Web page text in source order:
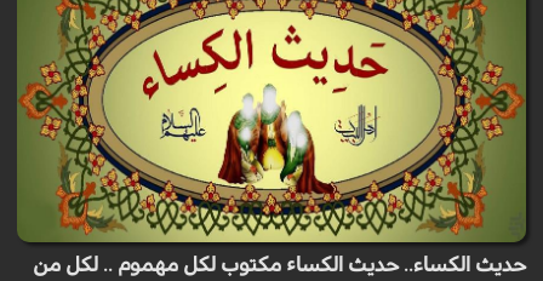
حديث الكساء.. ﺣﺪﻳﺚ ﺍﻟﻜﺴﺎﺀ ﻣﻜﺘﻮﺏ ﻟﻜﻞ ﻣﻬﻤﻮﻡ .. ﻟﻜﻞ ﻣﻦ